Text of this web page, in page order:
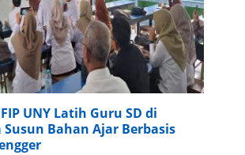
UNY Latih Guru SD di
Bahan Ajar Berbasis